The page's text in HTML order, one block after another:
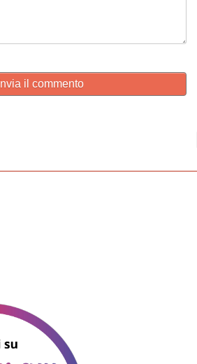
Invia il commento